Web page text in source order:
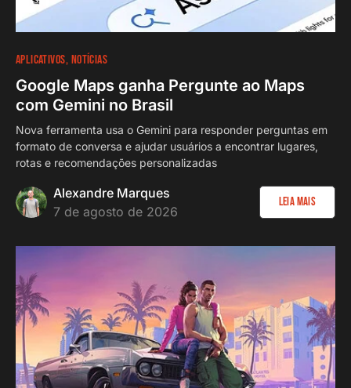
APLICATIVOS NOTÍCIAS
Google Maps ganha Pergunte ao Maps
com Gemini no Brasil
Nova ferramenta usa o Gemini para responder perguntas em
formato de conversa e ajudar usuários a encontrar lugares,
rotas e recomendações personalizadas
Alexandre Marques
7 de agosto de 2026
Leia Mais